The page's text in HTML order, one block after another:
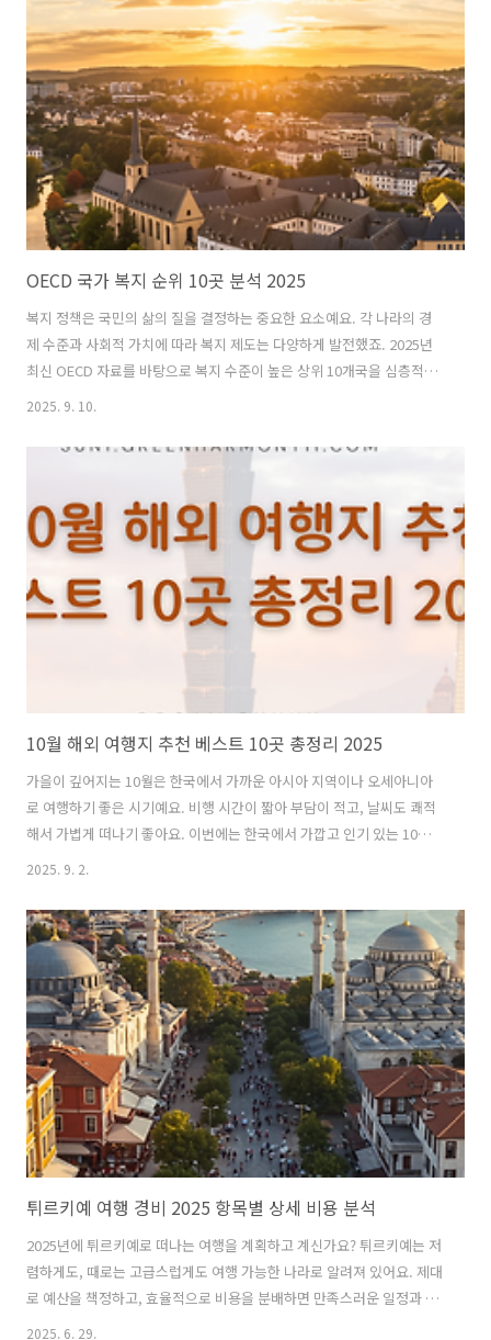
순위 분석: 네덜란드의 놀라운 도약2026년 가장 안전한 도시 순위 분석:
레이캬비크 2년 연속 1위여행 안전성 평가 기준 변화: 포괄적 안전의 의
미 2026년 가장 안전한 국가 순위 분석: 네덜란드의 놀라운 도약BHTP
보고서에 따르면 2026년 세계에서 가장 안전한 국가..
OECD 국가 복지 순위 10곳 분석 2025
복지 정책은 국민의 삶의 질을 결정하는 중요한 요소예요. 각 나라의 경
제 수준과 사회적 가치에 따라 복지 제도는 다양하게 발전했죠. 2025년
최신 OECD 자료를 바탕으로 복지 수준이 높은 상위 10개국을 심층적으
국가 복지 순위 분석 기준OECD 복지 순위 TOP 10 상세 분석한국 복지
현황과 TOP 10 국가와의 비교결론: 지속 가능한 복지 국가를 향한 길
2025년 OECD 국가 복지 순위 분석 기준2025년 OECD 국가 복지 순위
는 단순히 GDP 대비 복지 지출만으로 평가하지 않았어요. 복지 제도의
실효성과 국민의 삶에 미치는 영향을 종합적으로 고려..
2025. 9. 10.
10월 해외 여행지 추천 베스트 10곳 총정리 2025
가을이 깊어지는 10월은 한국에서 가까운 아시아 지역이나 오세아니아
로 여행하기 좋은 시기예요. 비행 시간이 짧아 부담이 적고, 날씨도 쾌적
해서 가볍게 떠나기 좋아요. 이번에는 한국에서 가깝고 인기 있는 10월
해외 여행지 10곳을 소개할게요. 목차대만 타이베이홍콩마카오베트남
싱가포르괌대만 타이베이타이베이는 10월이 되면 덥지도 춥지도 않아
여행하기 딱 좋아요. 야시장에서 길거리 음식을 맛보고, 101타워 전망대
에서 도시 야경을 보는 것도 인상적이에요.날씨: 평균 22~28℃, 선선하
고 습도 낮음비용: 1인 4박 약 80만~120만 원주요관광지: 타이베이 101,
스린 야시장, 용산사, 중정기념당, 지우펀, 국립고궁박물관홍콩홍콩은
10월이면 우..
2025. 9. 2.
튀르키예 여행 경비 2025 항목별 상세 비용 분석
2025년에 튀르키예로 떠나는 여행을 계획하고 계신가요? 튀르키예는 저
렴하게도, 때로는 고급스럽게도 여행 가능한 나라로 알려져 있어요. 제대
로 예산을 책정하고, 효율적으로 비용을 분배하면 만족스러운 일정과 가
2025. 6. 29.